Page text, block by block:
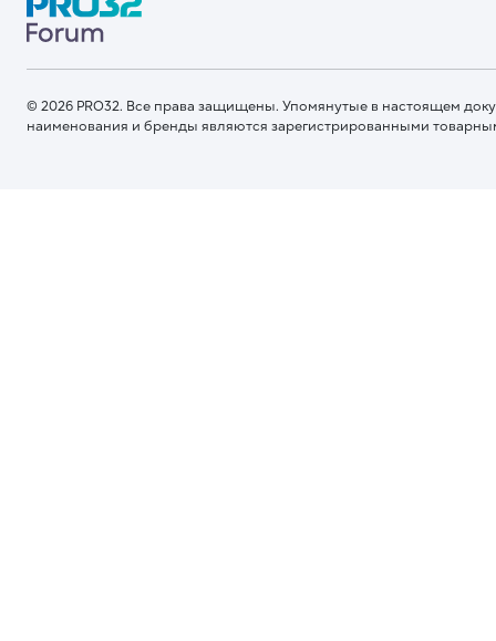
© 2026 PRO32. Все права защищены. Упомянутые в настоящем
наименования и бренды являются зарегистрированными